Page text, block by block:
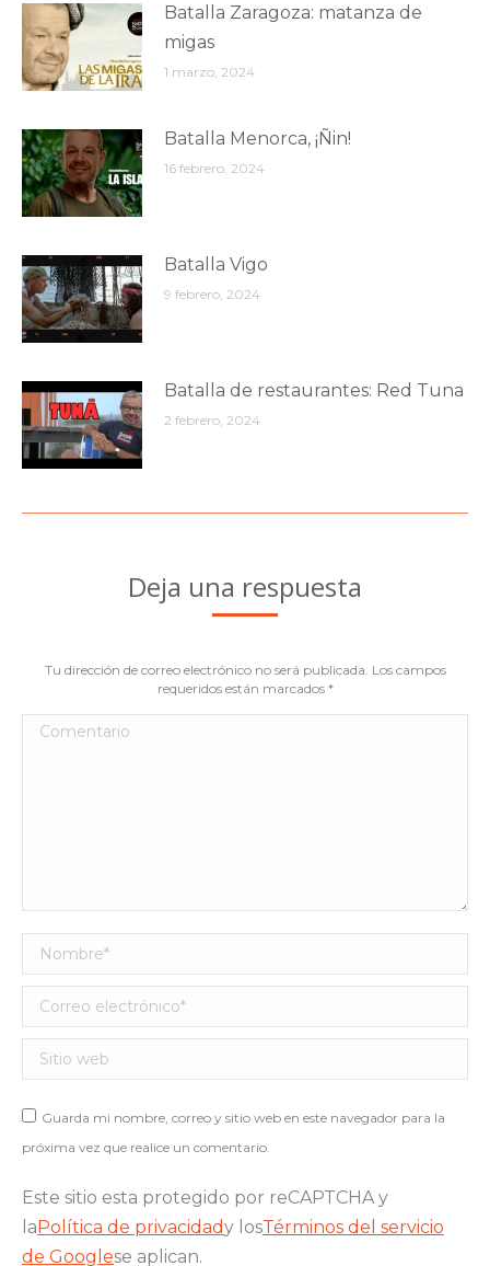
Batalla Zaragoza: matanza de
migas
1 marzo, 2024
Batalla Menorca, ¡Ñin!
16 febrero, 2024
Batalla Vigo
9 febrero, 2024
Batalla de restaurantes: Red Tuna
2 febrero, 2024
Deja una respuesta
Tu dirección de correo electrónico no será publicada. Los campos
requeridos están marcados *
Comentario
Nombre *
Correo electrónico *
Sitio web
Guarda mi nombre, correo y sitio web en este navegador para la
próxima vez que realice un comentario.
Este sitio esta protegido por reCAPTCHA y
laPolítica de privacidady losTérminos del servicio
de Googlese aplican.